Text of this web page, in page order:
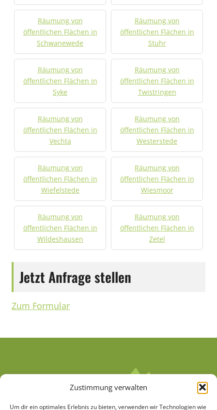
Zustimmung verwalten
Um dir ein optimales Erlebnis zu bieten, verwenden wir Technologien wie
Räumung von
öffentlichen Flächen in
Schwanewede
Räumung von
öffentlichen Flächen in
Stuhr
Räumung von
öffentlichen Flächen in
Syke
Räumung von
öffentlichen Flächen in
Twistringen
Räumung von
öffentlichen Flächen in
Vechta
Räumung von
öffentlichen Flächen in
Westerstede
Räumung von
öffentlichen Flächen in
Wiefelstede
Räumung von
öffentlichen Flächen in
Wiesmoor
Räumung von
öffentlichen Flächen in
Wildeshausen
Räumung von
öffentlichen Flächen in
Zetel
Jetzt Anfrage stellen
Zum Formular